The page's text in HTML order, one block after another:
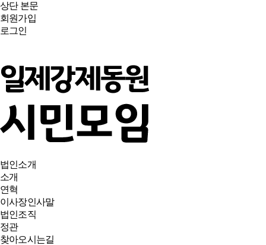
상단 본문
회원가입
로그인
법인소개
소개
연혁
이사장인사말
법인조직
정관
찾아오시는길